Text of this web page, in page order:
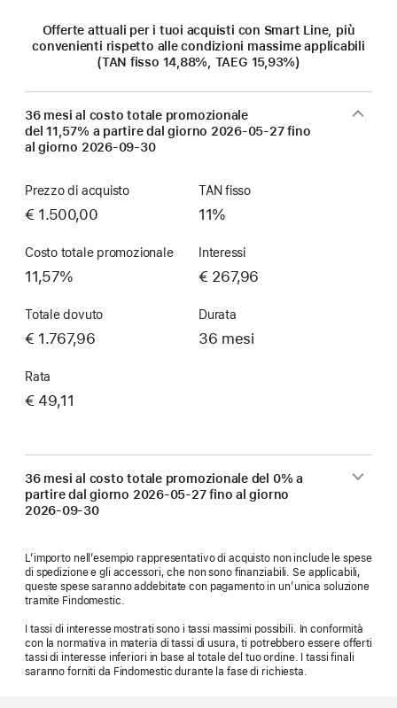
Offerte attuali per i tuoi acquisti con Smart Line, più
convenienti rispetto alle condizioni massime applicabili
(TAN fisso 14,88%, TAEG 15,93%)
36 mesi al costo totale promozionale
del 11,57% a partire dal giorno 2026-05-27fino
al giorno 2026-09-30
Prezzo di acquisto
€ 1.500,00
TAN fisso
11%
Costo totale promozionale
11,57%
Interessi
€ 267,96
Totale dovuto
€ 1.767,96
Durata
36 mesi
Rata
€ 49,11
36 mesi al costo totale promozionale del 0% a
partire dal giorno 2026-05-27fino al giorno
2026-09-30
L’importo nell’esempio rappresentativo di acquisto non include le spese
di spedizione e gli accessori, che non sono finanziabili. Se applicabili,
queste spese saranno addebitate con pagamento in un’unica soluzione
tramite Findomestic.
I tassi di interesse mostrati sono i tassi massimi possibili. In conformità
con la normativa in materia di tassi di usura, ti potrebbero essere offerti
tassi di interesse inferiori in base al totale del tuo ordine. I tassi finali
saranno forniti da Findomestic durante la fase di richiesta.